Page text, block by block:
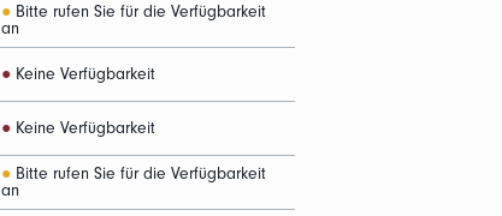
● Bitte rufen Sie für die Verfügbarkeit
an
● Keine Verfügbarkeit
● Keine Verfügbarkeit
● Bitte rufen Sie für die Verfügbarkeit
an